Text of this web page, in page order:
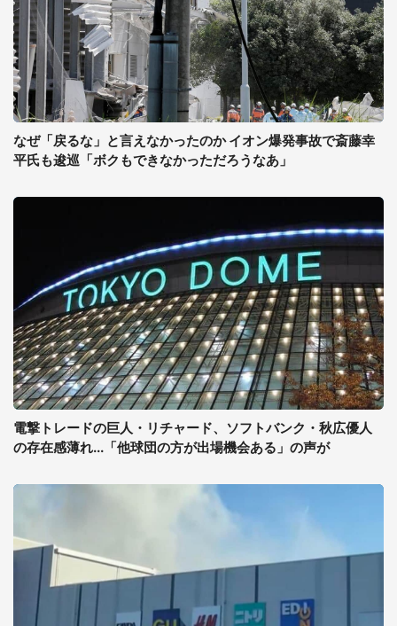
なぜ「戻るな」と言えなかったのか イオン爆発事故で斎藤幸
平氏も逡巡「ボクもできなかっただろうなあ」
電撃トレードの巨人・リチャード、ソフトバンク・秋広優人
の存在感薄れ...「他球団の方が出場機会ある」の声が